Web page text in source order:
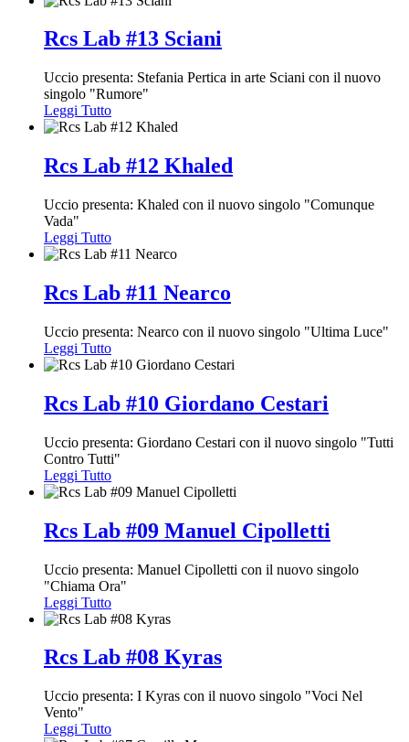
Rcs Lab #13 Sciani
Uccio presenta: Stefania Pertica in arte Sciani con il nuovo
singolo "Rumore"
Leggi Tutto
Rcs Lab #12 Khaled
Uccio presenta: Khaled con il nuovo singolo "Comunque
Vada"
Leggi Tutto
Rcs Lab #11 Nearco
Uccio presenta: Nearco con il nuovo singolo "Ultima Luce"
Leggi Tutto
Rcs Lab #10 Giordano Cestari
Uccio presenta: Giordano Cestari con il nuovo singolo "Tutti
Contro Tutti"
Leggi Tutto
Rcs Lab #09 Manuel Cipolletti
Uccio presenta: Manuel Cipolletti con il nuovo singolo
"Chiama Ora"
Leggi Tutto
Rcs Lab #08 Kyras
Uccio presenta: I Kyras con il nuovo singolo "Voci Nel
Vento"
Leggi Tutto